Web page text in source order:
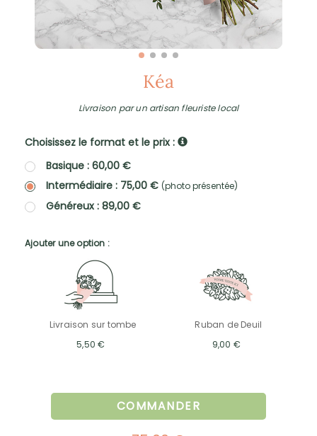
Kéa
Livraison par un artisan fleuriste local
Choisissez le format et le prix :
Basique : 60,00 €
Intermédiaire : 75,00 € (photo présentée)
Généreux : 89,00 €
Ajouter une option :
Livraison sur tombe
5,50 €
Ruban de Deuil
9,00 €
COMMANDER